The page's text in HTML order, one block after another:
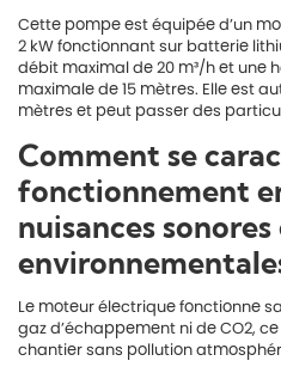
Cette pompe est équipée d’un
2 kW fonctionnant sur batterie
débit maximal de 20 m³/h et une
maximale de 15 mètres. Elle est
mètres et peut passer des
Comment se
fonctionnement
nuisances sonores
Le moteur électrique fonctionne
gaz d’échappement ni de CO2,
chantier sans pollution